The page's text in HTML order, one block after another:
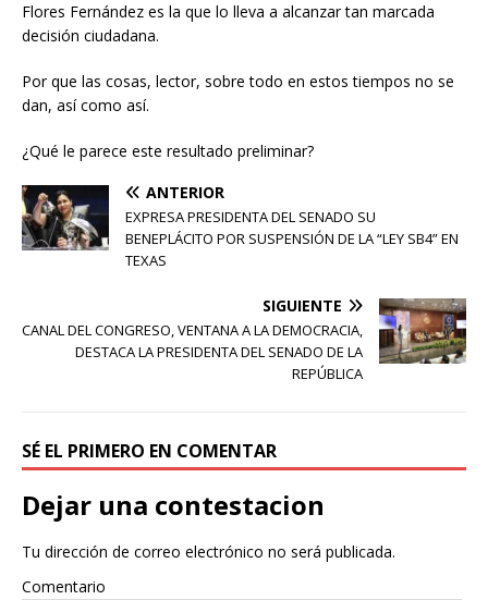
Flores Fernández es la que lo lleva a alcanzar tan marcada
decisión ciudadana.
Por que las cosas, lector, sobre todo en estos tiempos no se
dan, así como así.
¿Qué le parece este resultado preliminar?
ANTERIOR
EXPRESA PRESIDENTA DEL SENADO SU
BENEPLÁCITO POR SUSPENSIÓN DE LA “LEY SB4” EN
TEXAS
SIGUIENTE
CANAL DEL CONGRESO, VENTANA A LA DEMOCRACIA,
DESTACA LA PRESIDENTA DEL SENADO DE LA
REPÚBLICA
SÉ EL PRIMERO EN COMENTAR
Dejar una contestacion
Tu dirección de correo electrónico no será publicada.
Comentario